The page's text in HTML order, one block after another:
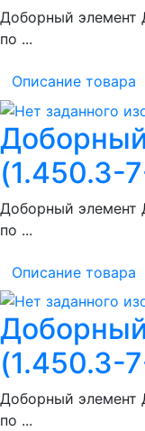
Доборный элемент
по ...
Описание товара
(1.450.3-
Доборный элемент
по ...
Описание товара
(1.450.3-
Доборный элемент
по ...